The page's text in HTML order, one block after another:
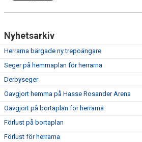
Nyhetsarkiv
Herrarna bärgade ny trepoängare
Seger på hemmaplan för herrarna
Derbyseger
Oavgjort hemma på Hasse Rosander Arena
Oavgjort på bortaplan för herrarna
Förlust på bortaplan
Förlust för herrarna